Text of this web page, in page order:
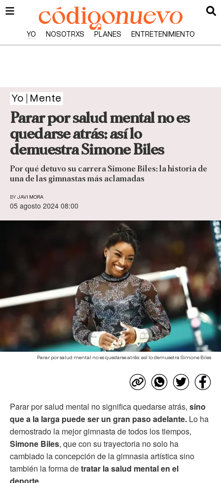
YO NOSOTRXS PLANES ENTRETENIMIENTO
Yo Mente
Parar por salud mental no es
quedarse atrás: así lo
demuestra Simone Biles
Por qué detuvo su carrera Simone Biles: la historia de
una de las gimnastas más aclamadas
BY JAVI MORA
05 agosto 2024 08:00
Parar por salud mental no es quedarse atrás: así lo demuestra Simone Biles
Parar por salud mental no significa quedarse atrás, sino
que a la larga puede ser un gran paso adelante. Lo ha
demostrado la mejor gimnasta de todos los tiempos,
Simone Biles, que con su trayectoria no solo ha
cambiado la concepción de la gimnasia artística sino
también la forma detratar la salud mental en el